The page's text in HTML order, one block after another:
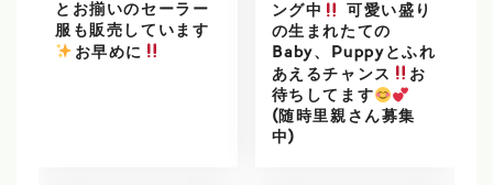
とお揃いのセーラー
服も販売しています
お早めに
ング中
可愛い盛り
の生まれたての
Baby、Puppyとふれ
あえるチャンス
お
待ちしてます
(随時里親さん募集
中)